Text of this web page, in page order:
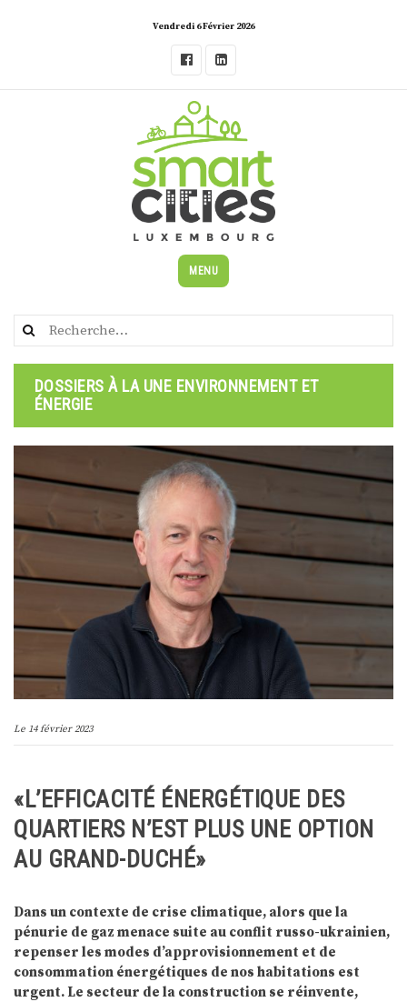
Vendredi 6 Février 2026
MENU
Rechercher :
DOSSIERS À LA UNE ENVIRONNEMENT ET
ÉNERGIE
Le 14 février 2023
«L’EFFICACITÉ ÉNERGÉTIQUE DES
QUARTIERS N’EST PLUS UNE OPTION
AU GRAND-DUCHÉ»
Dans un contexte de crise climatique, alors que la
pénurie de gaz menace suite au conflit russo-ukrainien,
repenser les modes d’approvisionnement et de
consommation énergétiques de nos habitations est
urgent. Le secteur de la construction se réinvente,